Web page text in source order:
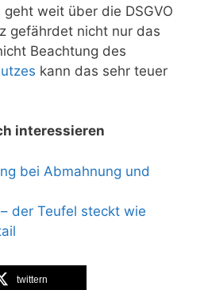
weit über die DSGVO
gefährdet nicht nur das
Beachtung des
kann das sehr teuer
interessieren
bei Abmahnung und
der Teufel steckt wie
twittern